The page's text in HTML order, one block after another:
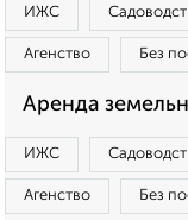
ИЖС
Агенство Без
Аренда
ИЖС
Агенство Без